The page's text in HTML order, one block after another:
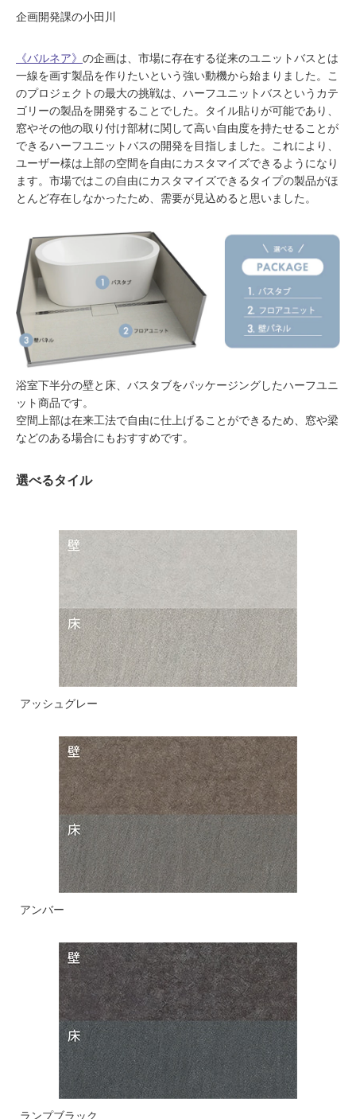
企画開発課の小田川
《バルネア》 の企画は、市場に存在する従来のユニットバスとは
一線を画す製品を作りたいという強い動機から始まりました。こ
のプロジェクトの最大の挑戦は、ハーフユニットバスというカテ
ゴリーの製品を開発することでした。タイル貼りが可能であり、
窓やその他の取り付け部材に関して高い自由度を持たせることが
できるハーフユニットバスの開発を目指しました。これにより、
ユーザー様は上部の空間を自由にカスタマイズできるようになり
ます。市場ではこの自由にカスタマイズできるタイプの製品がほ
とんど存在しなかったため、需要が見込めると思いました。
浴室下半分の壁と床、バスタブをパッケージングしたハーフユニ
ット商品です。
空間上部は在来工法で自由に仕上げることができるため、窓や梁
などのある場合にもおすすめです。
選べるタイル
アッシュグレー
アンバー
ランプブラック